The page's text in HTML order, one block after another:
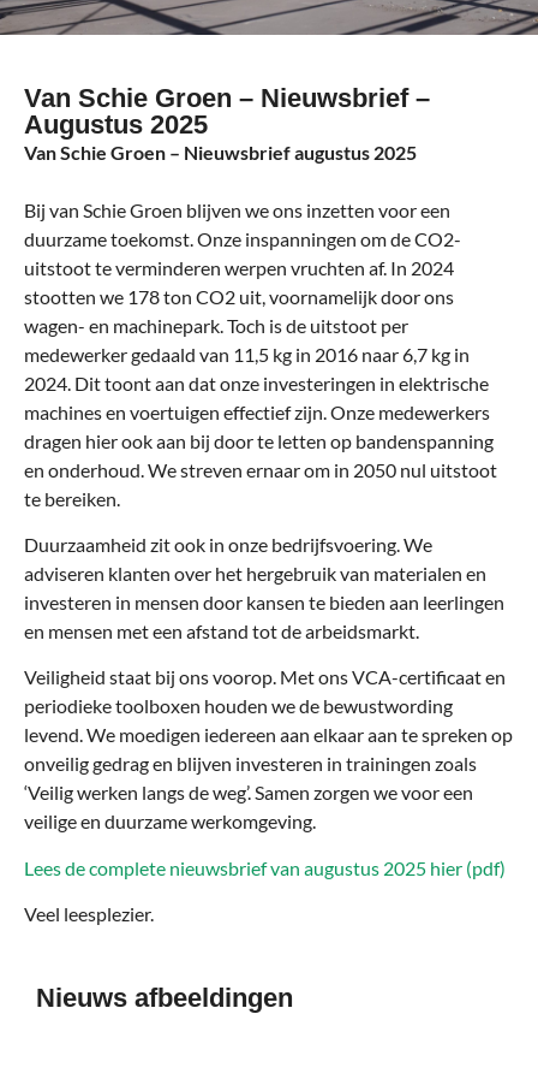
Van Schie Groen – Nieuwsbrief –
Augustus 2025
Van Schie Groen – Nieuwsbrief augustus 2025
Bij van Schie Groen blijven we ons inzetten voor een
duurzame toekomst. Onze inspanningen om de CO2-
uitstoot te verminderen werpen vruchten af. In 2024
stootten we 178 ton CO2 uit, voornamelijk door ons
wagen- en machinepark. Toch is de uitstoot per
medewerker gedaald van 11,5 kg in 2016 naar 6,7 kg in
2024. Dit toont aan dat onze investeringen in elektrische
machines en voertuigen effectief zijn. Onze medewerkers
dragen hier ook aan bij door te letten op bandenspanning
en onderhoud. We streven ernaar om in 2050 nul uitstoot
te bereiken.
Duurzaamheid zit ook in onze bedrijfsvoering. We
adviseren klanten over het hergebruik van materialen en
investeren in mensen door kansen te bieden aan leerlingen
en mensen met een afstand tot de arbeidsmarkt.
Veiligheid staat bij ons voorop. Met ons VCA-certificaat en
periodieke toolboxen houden we de bewustwording
levend. We moedigen iedereen aan elkaar aan te spreken op
onveilig gedrag en blijven investeren in trainingen zoals
‘Veilig werken langs de weg’. Samen zorgen we voor een
veilige en duurzame werkomgeving.
Lees de complete nieuwsbrief van augustus 2025 hier (pdf)
Veel leesplezier.
Nieuws afbeeldingen